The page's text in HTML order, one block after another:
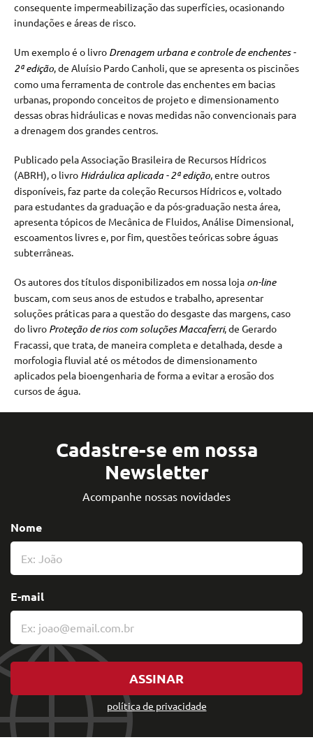
consequente impermeabilização das superfícies, ocasionando
inundações e áreas de risco.
Um exemplo é o livro Drenagem urbana e controle de enchentes -
2ª edição, de Aluísio Pardo Canholi, que se apresenta os piscinões
como uma ferramenta de controle das enchentes em bacias
urbanas, propondo conceitos de projeto e dimensionamento
dessas obras hidráulicas e novas medidas não convencionais para
a drenagem dos grandes centros.
Publicado pela Associação Brasileira de Recursos Hídricos
(ABRH), o livro Hidráulica aplicada - 2ª edição, entre outros
disponíveis, faz parte da coleção Recursos Hídricos e, voltado
para estudantes da graduação e da pós-graduação nesta área,
apresenta tópicos de Mecânica de Fluidos, Análise Dimensional,
escoamentos livres e, por fim, questões teóricas sobre águas
subterrâneas.
Os autores dos títulos disponibilizados em nossa loja on-line
buscam, com seus anos de estudos e trabalho, apresentar
soluções práticas para a questão do desgaste das margens, caso
do livro Proteção de rios com soluções Maccaferri, de Gerardo
Fracassi, que trata, de maneira completa e detalhada, desde a
morfologia fluvial até os métodos de dimensionamento
aplicados pela bioengenharia de forma a evitar a erosão dos
cursos de água.
Cadastre-se em nossa
Newsletter
Acompanhe nossas novidades
política de privacidade
Nome
E-mail
ASSINAR